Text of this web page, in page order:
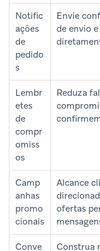
Notific
ações
de
pedido
s
Envie
de envio
Lembr
etes
de
compr
omiss
os
Reduza
Camp
anhas
promo
cionais
Alcance
ofertas
Conve
Construa